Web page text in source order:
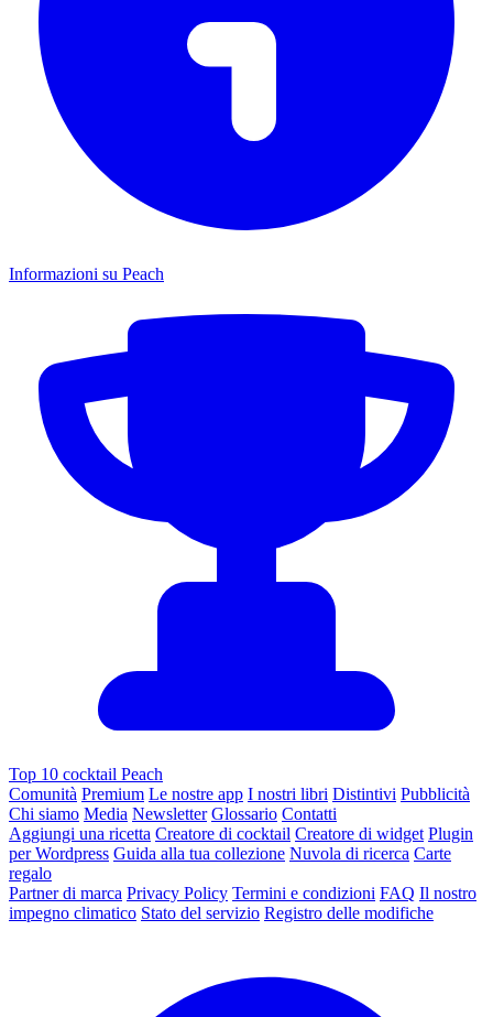
Informazioni su Peach
Top 10 cocktail Peach
Comunità Premium Le nostre app I nostri libri Distintivi Pubblicità
Chi siamo Media Newsletter Glossario Contatti
Aggiungi una ricetta Creatore di cocktail Creatore di widget Plugin
per Wordpress Guida alla tua collezione Nuvola di ricerca Carte
regalo
Partner di marca Privacy Policy Termini e condizioni FAQ Il nostro
impegno climatico Stato del servizio Registro delle modifiche